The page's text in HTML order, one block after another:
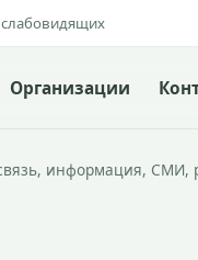
Организации
информация, СМИ,